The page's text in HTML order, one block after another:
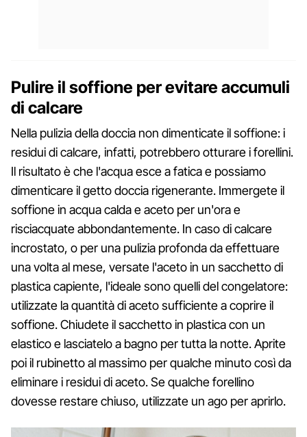
Pulire il soffione per evitare accumuli
di calcare
Nella pulizia della doccia non dimenticate il soffione: i
residui di calcare, infatti, potrebbero otturare i forellini.
Il risultato è che l'acqua esce a fatica e possiamo
dimenticare il getto doccia rigenerante. Immergete il
soffione in acqua calda e aceto per un'ora e
risciacquate abbondantemente. In caso di calcare
incrostato, o per una pulizia profonda da effettuare
una volta al mese, versate l'aceto in un sacchetto di
plastica capiente, l'ideale sono quelli del congelatore:
utilizzate la quantità di aceto sufficiente a coprire il
soffione. Chiudete il sacchetto in plastica con un
elastico e lasciatelo a bagno per tutta la notte. Aprite
poi il rubinetto al massimo per qualche minuto così da
eliminare i residui di aceto. Se qualche forellino
dovesse restare chiuso, utilizzate un ago per aprirlo.